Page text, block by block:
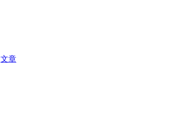
文章